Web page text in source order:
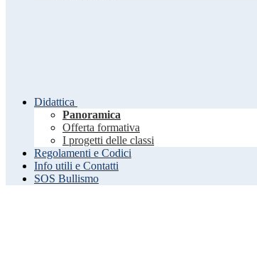
Didattica
Panoramica
Offerta formativa
I progetti delle classi
Regolamenti e Codici
Info utili e Contatti
SOS Bullismo